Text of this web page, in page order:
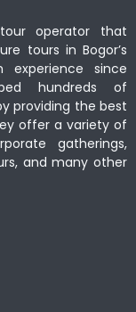
operator that
tours in Bogor’s
experience since
hundreds of
providing the best
offer a variety of
gatherings,
and many other